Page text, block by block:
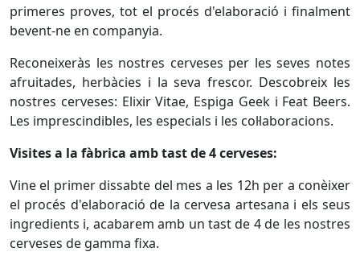
primeres proves, tot el procés d'elaboració i finalment
bevent-ne en companyia.
Reconeixeràs les nostres cerveses per les seves notes
afruitades, herbàcies i la seva frescor. Descobreix les
nostres cerveses: Elixir Vitae, Espiga Geek i Feat Beers.
Les imprescindibles, les especials i les col·laboracions.
Visites a la fàbrica amb tast de 4 cerveses:
Vine el primer dissabte del mes a les 12h per a conèixer
el procés d'elaboració de la cervesa artesana i els seus
ingredients i, acabarem amb un tast de 4 de les nostres
cerveses de gamma fixa.